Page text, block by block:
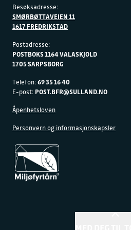
Besøksadresse:
SMØRBØTTAVEIEN 11
1617 FREDRIKSTAD
Postadresse:
POSTBOKS 1164 VALASKJOLD
1705 SARPSBORG
Telefon:69 35 16 40
E-post: POST.BFR@SULLAND.NO
Åpenhetsloven
Personvern og informasjonskapsler